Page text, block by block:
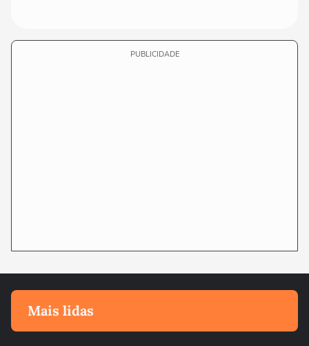
PUBLICIDADE
Mais lidas